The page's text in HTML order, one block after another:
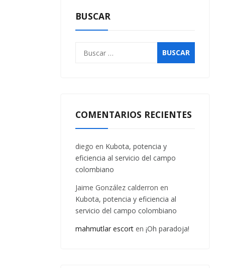
BUSCAR
COMENTARIOS RECIENTES
diego en Kubota, potencia y
eficiencia al servicio del campo
colombiano
Jaime González calderron en
Kubota, potencia y eficiencia al
servicio del campo colombiano
mahmutlar escorten ¡Oh paradoja!